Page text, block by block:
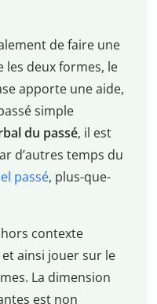
de faire une
deux formes, le
apporte une aide,
simple
du passé, il est
d’autres temps du
passé, plus-que-
contexte
ainsi jouer sur le
La dimension
est non